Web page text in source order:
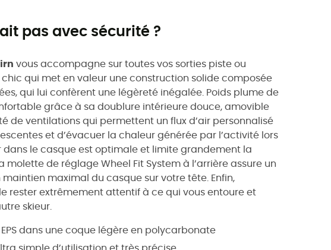
pas avec sécurité ?
vous accompagne sur toutes vos sorties piste ou
qui met en valeur une construction solide composée
qui lui confèrent une légèreté inégalée. Poids plume de
grâce à sa doublure intérieure douce, amovible
de ventilations qui permettent un flux d’air personnalisé
et d’évacuer la chaleur générée par l’activité lors
dans le casque est optimale et limite grandement la
molette de réglage Wheel Fit System à l’arrière assure un
maximal du casque sur votre tête. Enfin,
rester extrêmement attentif à ce qui vous entoure et
skieur.
dans une coque légère en polycarbonate